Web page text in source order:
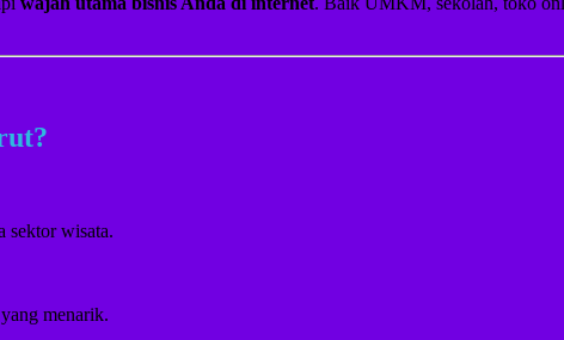
sektor wisata.
menarik.